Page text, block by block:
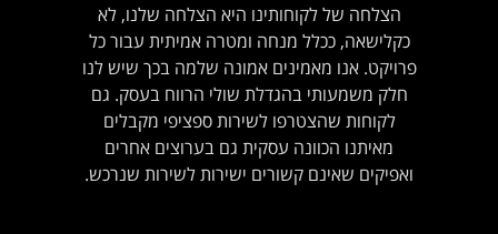
הצלחה של לקוחותינו היא הצלחה שלנו, לא
כקלישאה, ככלל מנחה ומטרה אמיתית עבור כל
פרויקט. אנו מאמינים אמונה שלמה בכך שיש לנו
חלק משמעותי בהגדלת שולי הרווח בעסק. גם
לקוחות שהצטרפו לשירות ספציפי מקבלים
מאיתנו הכוונה עסקית גם בערוצים אחרים
ואפיקים שאינם קשורים ישירות לשירות שנרכש.